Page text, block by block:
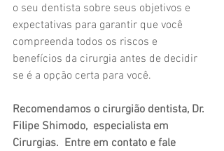
o seu dentista sobre seus objetivos e
expectativas para garantir que você
compreenda todos os riscos e
benefícios da cirurgia antes de decidir
se é a opção certa para você.
Recomendamos o cirurgião dentista, Dr.
Filipe Shimodo,  especialista em
Cirurgias.  Entre em contato e fale